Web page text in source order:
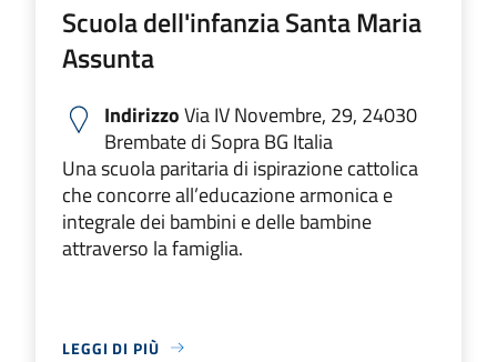
Scuola dell'infanzia Santa Maria
Assunta
IndirizzoVia IV Novembre, 29, 24030
Brembate di Sopra BG Italia
Una scuola paritaria di ispirazione cattolica
che concorre all’educazione armonica e
integrale dei bambini e delle bambine
attraverso la famiglia.
LEGGI DI PIÙ